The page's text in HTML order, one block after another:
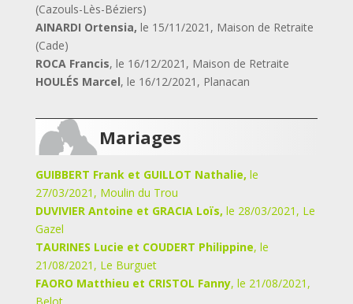
(Cazouls-Lès-Béziers)
AINARDI Ortensia, le 15/11/2021, Maison de Retraite
(Cade)
ROCA Francis, le 16/12/2021, Maison de Retraite
HOULÉS Marcel, le 16/12/2021, Planacan
Mariages
GUIBBERT Frank et GUILLOT Nathalie, le
27/03/2021, Moulin du Trou
DUVIVIER Antoine et GRACIA Loïs, le 28/03/2021, Le
Gazel
TAURINES Lucie et COUDERT Philippine, le
21/08/2021, Le Burguet
FAORO Matthieu et CRISTOL Fanny, le 21/08/2021,